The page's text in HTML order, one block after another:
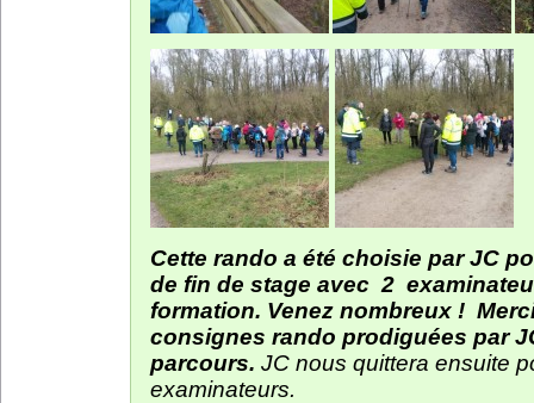
Cette rando a été choisie par JC
de fin de stage avec 2
formation. Venez nombreux !
consignes rando prodiguées par
parcours. JC nous quittera ensuite
examinateurs.